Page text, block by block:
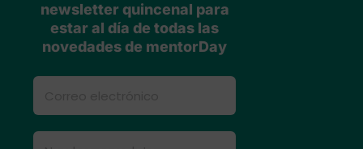
newsletter quincenal para
estar al día de todas las
novedades de mentorDay